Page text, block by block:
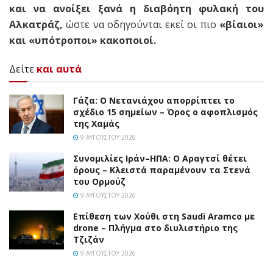
και να ανοίξει ξανά η διαβόητη φυλακή του
Αλκατράζ, ώστε να οδηγούνται εκεί οι πιο «βίαιοι»
και «υπότροποι» κακοποιοί.
Δείτε και αυτά
Γάζα: Ο Νετανιάχου απορρίπτει το
σχέδιο 15 σημείων – Όρος ο αφοπλισμός
της Χαμάς
9 ΑΥΓΟΎΣΤΟΥ 2026
Συνομιλίες Ιράν–ΗΠΑ: Ο Αραγτσί θέτει
όρους – Κλειστά παραμένουν τα Στενά
του Ορμούζ
9 ΑΥΓΟΎΣΤΟΥ 2026
Επίθεση των Χούθι στη Saudi Aramco με
drone – Πλήγμα στο διυλιστήριο της
Τζιζάν
9 ΑΥΓΟΎΣΤΟΥ 2026